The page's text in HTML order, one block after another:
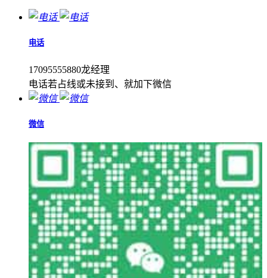
电话
17095555880龙经理
电话若占线或未接到、就加下微信
微信